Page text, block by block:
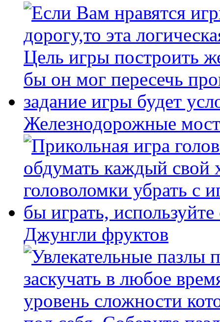
Железнодорожные
Джунгли фруктов